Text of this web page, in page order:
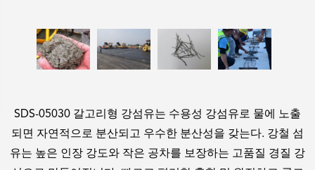
SDS-05030 갈고리형 강섬유는 수용성 강섬유로 물에 노출
되면 자연적으로 분산되고 우수한 분산성을 갖는다. 강철 섬
유는 높은 인장 강도와 작은 공차를 보장하는 고품질 경질 강